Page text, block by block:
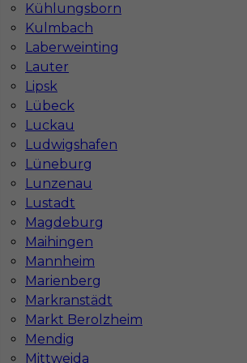
Kühlungsborn
Kulmbach
Laberweinting
Lauter
Lipsk
Lübeck
Luckau
Ludwigshafen
Lüneburg
Lunzenau
Lustadt
Magdeburg
Maihingen
Mannheim
Marienberg
Markranstädt
Markt Berolzheim
Mendig
Mittweida
InServ © 2014 – 2026 | Wszelkie prawa
Witryna korzysta z ciasteczek